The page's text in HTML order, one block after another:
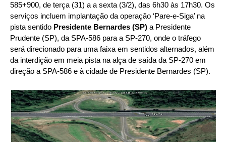
585+900, de terça (31) a a sexta (3/2), das 6h30 às 17h30. Os
serviços incluem implantação da operação ‘Pare-e-Siga’ na
pista sentido Presidente Bernardes (SP) a Presidente
Prudente (SP), da SPA-586 para a SP-270, onde o tráfego
será direcionado para uma faixa em sentidos alternados, além
da interdição em meia pista na alça de saída da SP-270 em
direção a SPA-586 e à cidade de Presidente Bernardes (SP).